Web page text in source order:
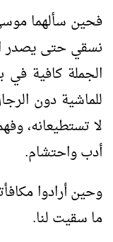
فحين سألهما
نسقي حتى يصدر
الجملة كافية
للماشية دون
لا تستطيعانه،
أدب واحتشام.
وحين أرادوا
ما سقيت لنا.